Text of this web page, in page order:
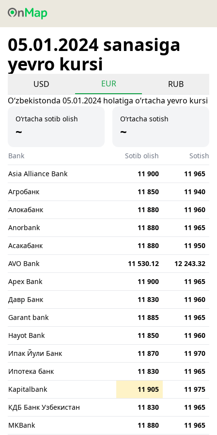
05.01.2024 sanasiga
yevro kursi
USD EUR
RUB
Oʻzbekistonda 05.01.2024 holatiga oʻrtacha yevro kursi
O‘rtacha sotib olish
~
O‘rtacha sotish
~
Bank Sotib olish
Sotish
Asia Alliance Bank
11 900
11 965
Агробанк
11 850
11 940
Алокабанк
11 880
11 960
Anorbank
11 880
11 965
Асакабанк
11 880
11 950
AVO Bank
11 530.12
12 243.32
Apex Bank
11 900
11 965
Давр Банк
11 830
11 960
Garant bank
11 885
11 965
Hayot Bank
11 850
11 960
Ипак Йули Банк
11 870
11 970
Ипотека банк
11 830
11 965
Kapitalbank
11 905
11 975
КДБ Банк Узбекистан
11 830
11 965
MKBank
11 880 11 965